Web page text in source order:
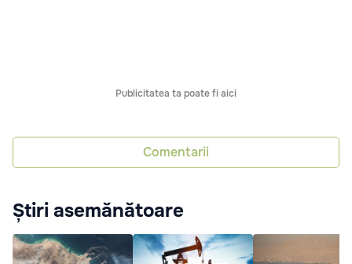
Publicitatea ta poate fi aici
Comentarii
Știri asemănătoare